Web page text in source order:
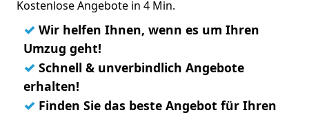
Kostenlose Angebote in 4 Min.
✓ Wir helfen Ihnen, wenn es um Ihren
Umzug geht!
✓ Schnell & unverbindlich Angebote
erhalten!
✓ Finden Sie das beste Angebot für Ihren